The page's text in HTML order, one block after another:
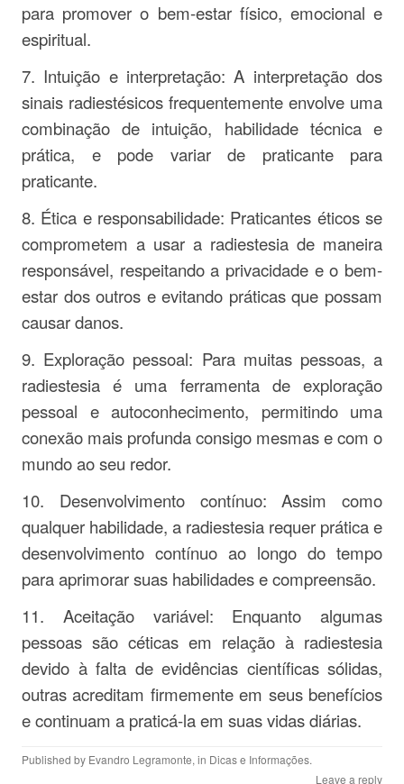
para promover o bem-estar físico, emocional e
espiritual.
7. Intuição e interpretação: A interpretação dos
sinais radiestésicos frequentemente envolve uma
combinação de intuição, habilidade técnica e
prática, e pode variar de praticante para
praticante.
8. Ética e responsabilidade: Praticantes éticos se
comprometem a usar a radiestesia de maneira
responsável, respeitando a privacidade e o bem-
estar dos outros e evitando práticas que possam
causar danos.
9. Exploração pessoal: Para muitas pessoas, a
radiestesia é uma ferramenta de exploração
pessoal e autoconhecimento, permitindo uma
conexão mais profunda consigo mesmas e com o
mundo ao seu redor.
10. Desenvolvimento contínuo: Assim como
qualquer habilidade, a radiestesia requer prática e
desenvolvimento contínuo ao longo do tempo
para aprimorar suas habilidades e compreensão.
11. Aceitação variável: Enquanto algumas
pessoas são céticas em relação à radiestesia
devido à falta de evidências científicas sólidas,
outras acreditam firmemente em seus benefícios
e continuam a praticá-la em suas vidas diárias.
Published by Evandro Legramonte, in Dicas e Informações.
Leave a reply